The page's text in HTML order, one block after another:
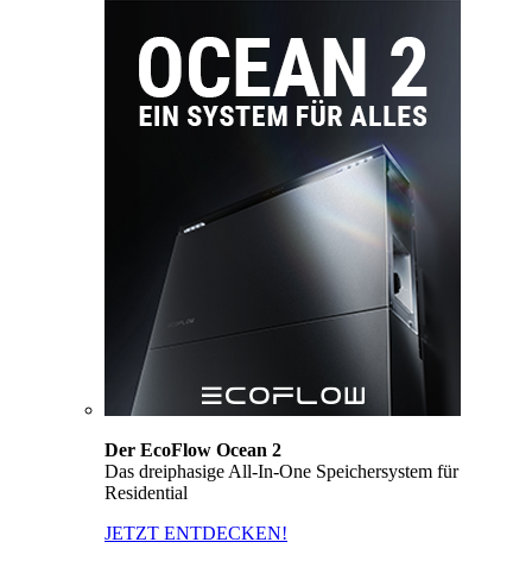
Der EcoFlow Ocean 2
Das dreiphasige All-In-One Speichersystem für
Residential
JETZT ENTDECKEN!